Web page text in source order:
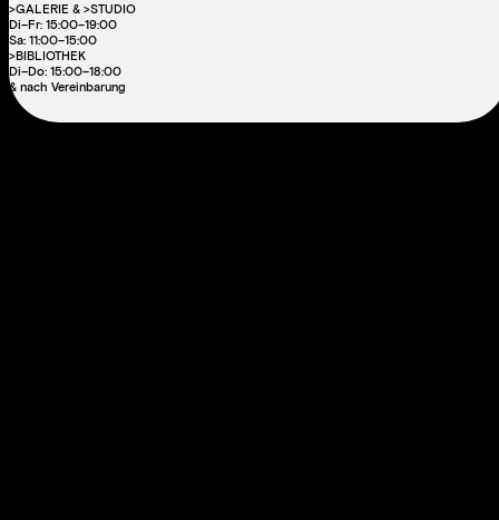
>GALERIE & >STUDIO
Di–Fr: 15:00–19:00
Sa: 11:00–15:00
>BIBLIOTHEK
Di–Do: 15:00–18:00
& nach Vereinbarung